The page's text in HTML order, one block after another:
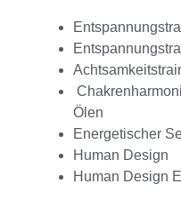
Ölen
Energetischer
Human Design
Human Design